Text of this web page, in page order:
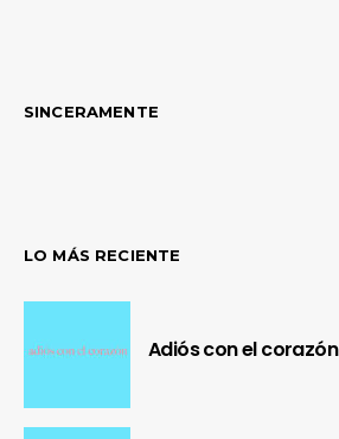
SINCERAMENTE
LO MÁS RECIENTE
Adiós con el corazón